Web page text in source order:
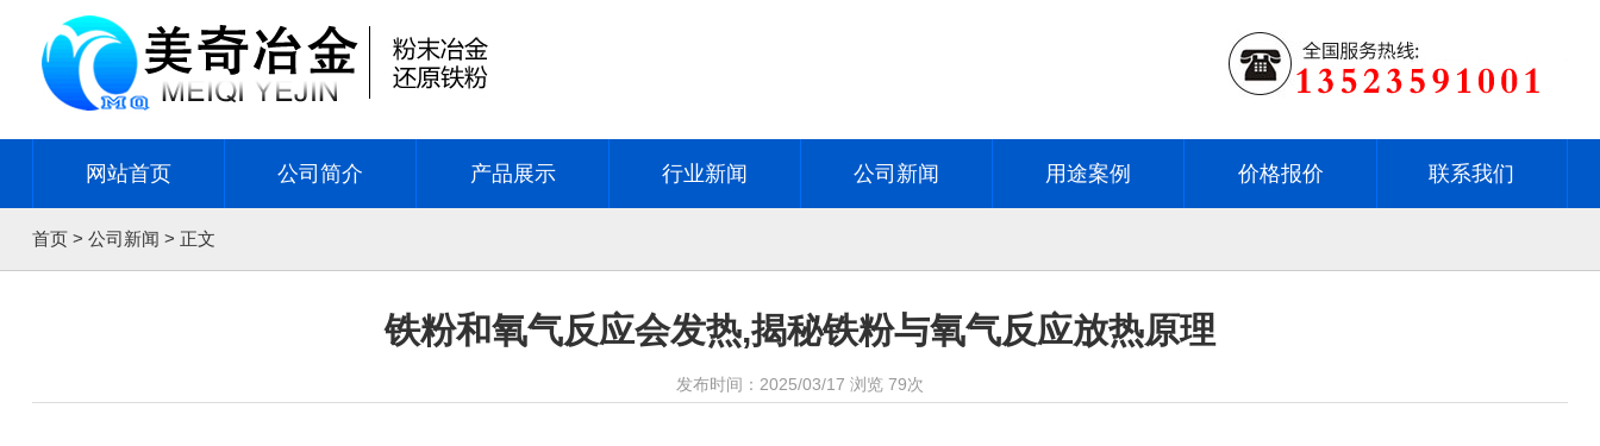
网站首页 公司简介 产品展示 行业新闻 公司新闻 用途案例 价格报价 联系我们
首页> 公司新闻 > 正文
铁粉和氧气反应会发热,揭秘铁粉与氧气反应放热原理
发布时间： 2025/03/17 浏览 79次